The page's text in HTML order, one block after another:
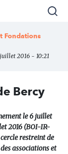
Fondations
2016 - 10:21
Bercy
le 6 juillet
2016 (BOI-IR-
restreint de
associations et